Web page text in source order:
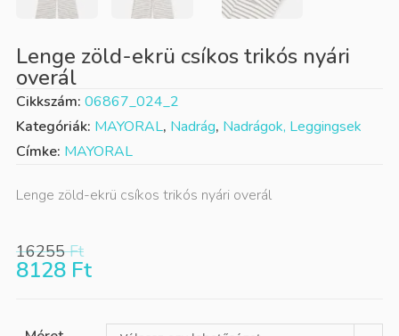
Lenge zöld-ekrü csíkos trikós nyári
overál
Cikkszám: 06867_024_2
Kategóriák: MAYORAL, Nadrág, Nadrágok, Leggingsek
Címke: MAYORAL
Lenge zöld-ekrü csíkos trikós nyári overál
16255Ft
8128 Ft